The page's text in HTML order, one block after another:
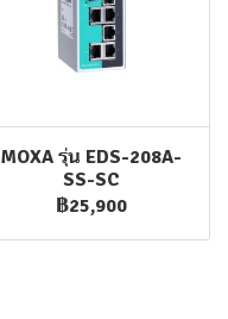
MOXA รุ่น EDS-208A-
SS-SC
฿25,900